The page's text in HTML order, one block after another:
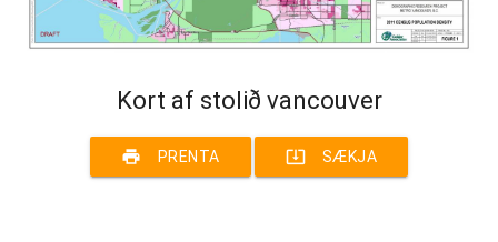
Kort af stolið vancouver
print PRENTA system_update_alt SÆKJA